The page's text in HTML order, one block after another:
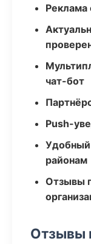
Реклама
чат-бот
Push-
Удобный
районам
Отзывы
Отзывы